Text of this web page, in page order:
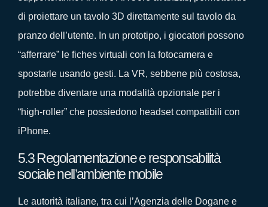
di proiettare un tavolo 3D direttamente sul tavolo da
pranzo dell’utente. In un prototipo, i giocatori possono
“afferrare” le fiches virtuali con la fotocamera e
spostarle usando gesti. La VR, sebbene più costosa,
potrebbe diventare una modalità opzionale per i
“high‑roller” che possiedono headset compatibili con
iPhone.
5.3 Regolamentazione e responsabilità
sociale nell’ambiente mobile
Le autorità italiane, tra cui l’Agenzia delle Dogane e